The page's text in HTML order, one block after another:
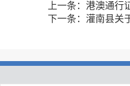
上一条： 港澳通行
下一条： 灌南县关